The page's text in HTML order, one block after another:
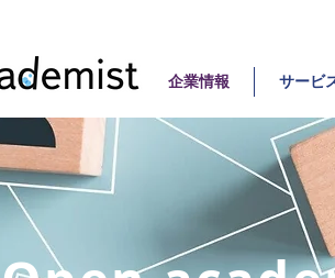
企業情報 サービ